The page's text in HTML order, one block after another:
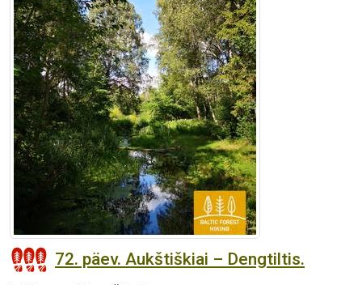
72. päev. Aukštiškiai – Dengtiltis.